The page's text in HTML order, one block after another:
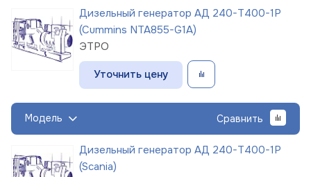
Дизельный генератор АД 240-Т400-1Р
(Cummins NTA855-G1A)
ЭТРО
Уточнить цену
Модель Сравнить
Дизельный генератор АД 240-Т400-1Р
(Scania)